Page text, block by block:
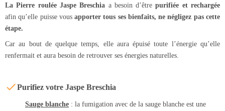
La Pierre roulée Jaspe Breschia a besoin d’être purifiée et rechargée
afin qu’elle puisse vousapporter tous ses bienfaits, ne négligez pas cette
étape.
Car au bout de quelque temps, elle aura épuisé toute l’énergie qu’elle
renfermait et aura besoin de retrouver ses énergies naturelles.
Purifiez votre Jaspe Breschia
Sauge blanche : la fumigation avec de la sauge blanche est une